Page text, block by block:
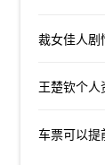
裁女佳人剧
王楚钦个人
车票可以提